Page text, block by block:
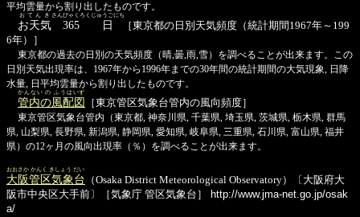
平均雲量から割り出したものです。
お天気
おてんき
365日
さんびゃくろくじゅうごにち
［東京都の日別天気頻度（統計期間1967年～199
6年）］
東京都の過去の日別の天気頻度（晴,曇,雨,雪）を調べることが出来ます。この
日別天気出現率は、1967年から1996年までの30年間の統計期間の大気現象, 日降
水量, 日平均雲量から割り出したものです。
管内の風配図
かんない の ふうはいず
［東京管区気象台管内の風向頻度］
東京管区気象台管内（東京都, 神奈川県, 千葉県, 埼玉県, 茨城県, 栃木県, 群馬
県, 山梨県, 長野県, 新潟県, 静岡県, 愛知県, 岐阜県, 三重県, 石川県, 富山県, 福井
県）の12ヶ月の風向出現率（％）を調べることが出来ます。
大阪管区気象台
おおさか かんく きしょう だい
（Osaka District Meteorological Observatory）〔大阪府大
阪市中央区大手前〕［気象庁 管区気象台］
http://www.jma-net.go.jp/osak
a/